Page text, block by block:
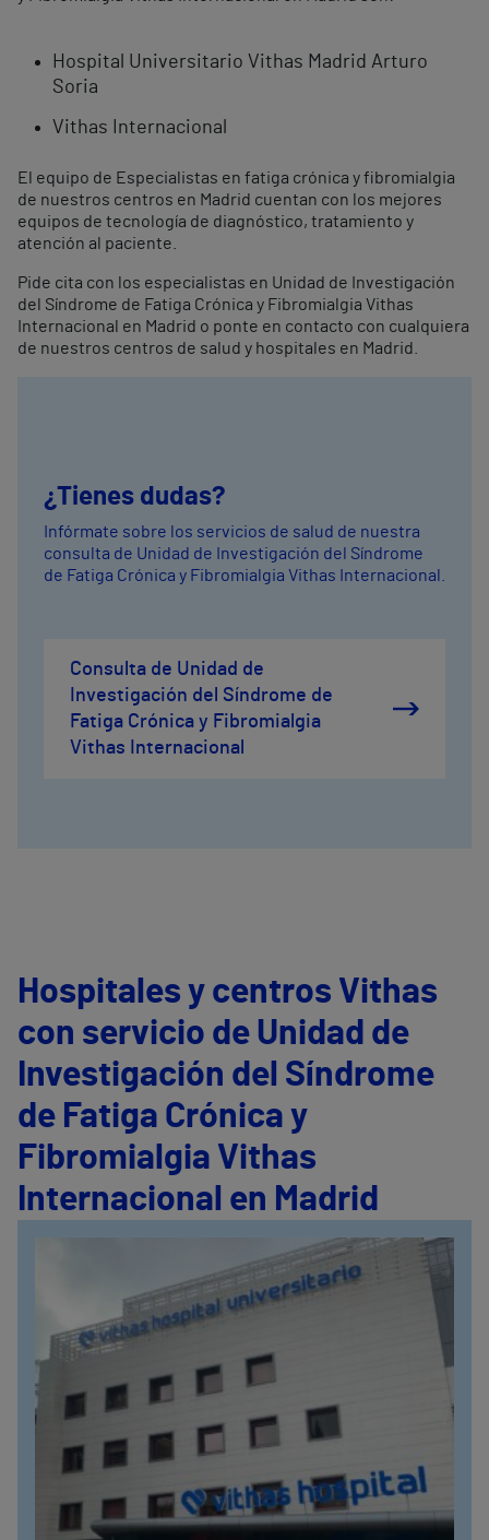
Hospital Universitario Vithas Madrid Arturo
Soria
Vithas Internacional
El equipo de Especialistas en fatiga crónica y fibromialgia
de nuestros centros en Madrid cuentan con los mejores
equipos de tecnología de diagnóstico, tratamiento y
atención al paciente.
Pide cita con los especialistas en Unidad de Investigación
del Síndrome de Fatiga Crónica y Fibromialgia Vithas
Internacional en Madrid o ponte en contacto con cualquiera
de nuestros centros de salud y hospitales en Madrid.
¿Tienes dudas?
Infórmate sobre los servicios de salud de nuestra
consulta de Unidad de Investigación del Síndrome
de Fatiga Crónica y Fibromialgia Vithas Internacional.
Consulta de Unidad de
Investigación del Síndrome de
Fatiga Crónica y Fibromialgia
Vithas Internacional
Hospitales y centros Vithas
con servicio de Unidad de
Investigación del Síndrome
de Fatiga Crónica y
Fibromialgia Vithas
Internacional en Madrid